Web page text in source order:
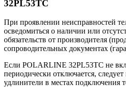
32PL53TC
При проявлении неисправностей
осведомиться о наличии или
обязательств от производителя
сопроводительных документах
Если POLARLINE 32PL53TC не
периодически отключается,
удлинители в местах подключения